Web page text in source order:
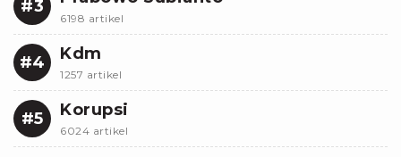
#3
6198 artikel
#4 Kdm
1257 artikel
#5 Korupsi
6024 artikel